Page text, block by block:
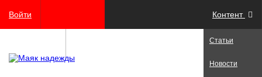
Войти Контент
Статьи
Новости